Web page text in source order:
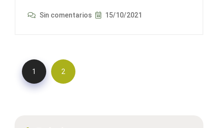
Sin comentarios 15/10/2021
1 2